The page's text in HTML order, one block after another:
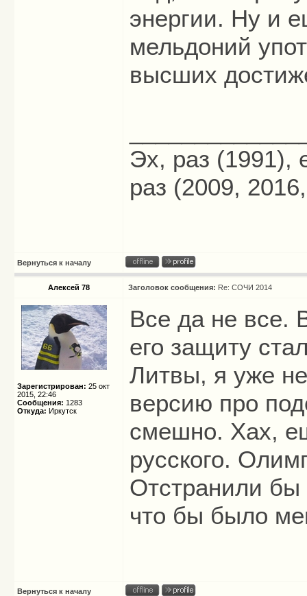
энергии. Ну и
мельдоний
высших
Эх, раз (1991),
раз (2009,
Вернуться к началу
Алексей 78 Заголовок сообщения: Re: СОЧИ 2014
Зарегистрирован: 25 окт
2015, 22:46
Сообщения: 1283
Откуда: Иркутск
Все да не все.
его защиту
Литвы, я уже
версию про
смешно. Хах,
русского.
Отстранили бы
что бы было
Вернуться к началу